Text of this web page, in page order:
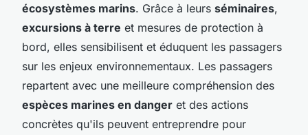
écosystèmes marins. Grâce à leurs séminaires,
excursions à terre et mesures de protection à
bord, elles sensibilisent et éduquent les passagers
sur les enjeux environnementaux. Les passagers
repartent avec une meilleure compréhension des
espèces marines en danger et des actions
concrètes qu'ils peuvent entreprendre pour